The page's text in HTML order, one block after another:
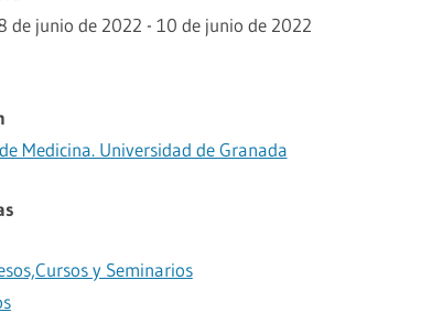
de junio de 2022 - 10 de junio de 2022
Medicina. Universidad de Granada
y Seminarios